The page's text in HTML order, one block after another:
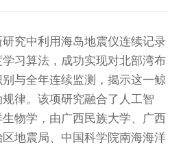
究中利用海岛地震仪连续记录
习算法，成功实现对北部湾布
与全年连续监测，揭示这一鲸
律。该项研究融合了人工智
物学，由广西民族大学、广西
地震局、中国科学院南海海洋